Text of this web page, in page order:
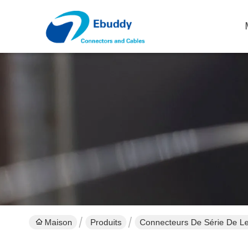
Maison Produits Connecteurs De Série De